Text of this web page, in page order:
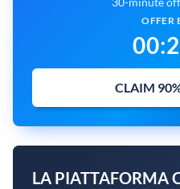
OFFER
00:
CLAIM
LA PIATTAFORMA